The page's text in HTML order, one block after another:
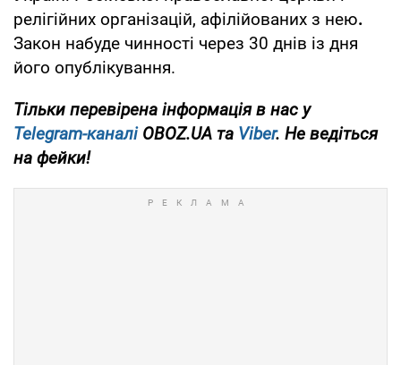
релігійних організацій, афілійованих з нею.
Закон набуде чинності через 30 днів із дня
його опублікування.
Тільки перевірена інформація в нас у
Telegram-каналіOBOZ.UA та Viber. Не ведіться
на фейки!